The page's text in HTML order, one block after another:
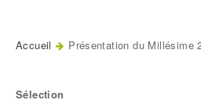
Accueil Présentation du Millésime
Sélection